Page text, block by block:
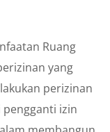
Ruang
yang
perizinan
pengganti izin